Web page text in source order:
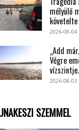
mélyülő
követelte
2026-08-04
„Add
Végre
2026-08-03
SZEMMEL